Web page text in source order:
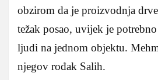
obzirom da je proizvodnja
težak posao, uvijek je
ljudi na jednom objektu.
njegov rođak Salih.